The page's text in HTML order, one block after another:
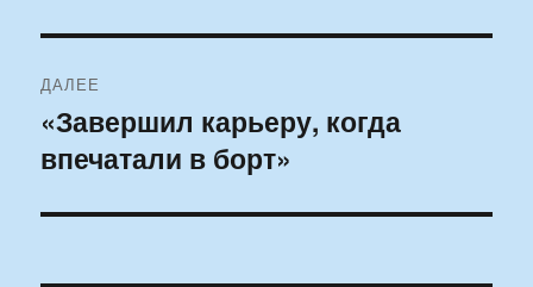
ДАЛЕЕ
Следующая
запись:
«Завершил карьеру, когда
впечатали в борт»